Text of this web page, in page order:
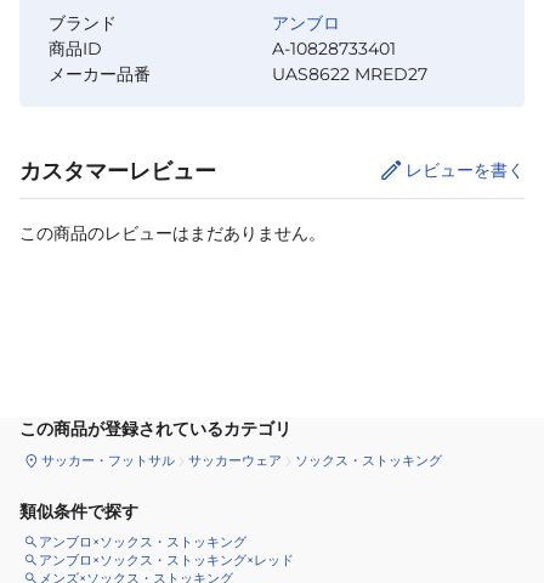
ブランド
アンブロ
商品ID
A-10828733401
メーカー品番
UAS8622 MRED27
カスタマーレビュー レビューを書く
この商品のレビューはまだありません。
この商品が登録されているカテゴリ
サッカー・フットサル サッカーウェア ソックス・ストッキング
類似条件で探す
アンブロ×ソックス・ストッキング
アンブロ×ソックス・ストッキング×レッド
メンズ×ソックス・ストッキング